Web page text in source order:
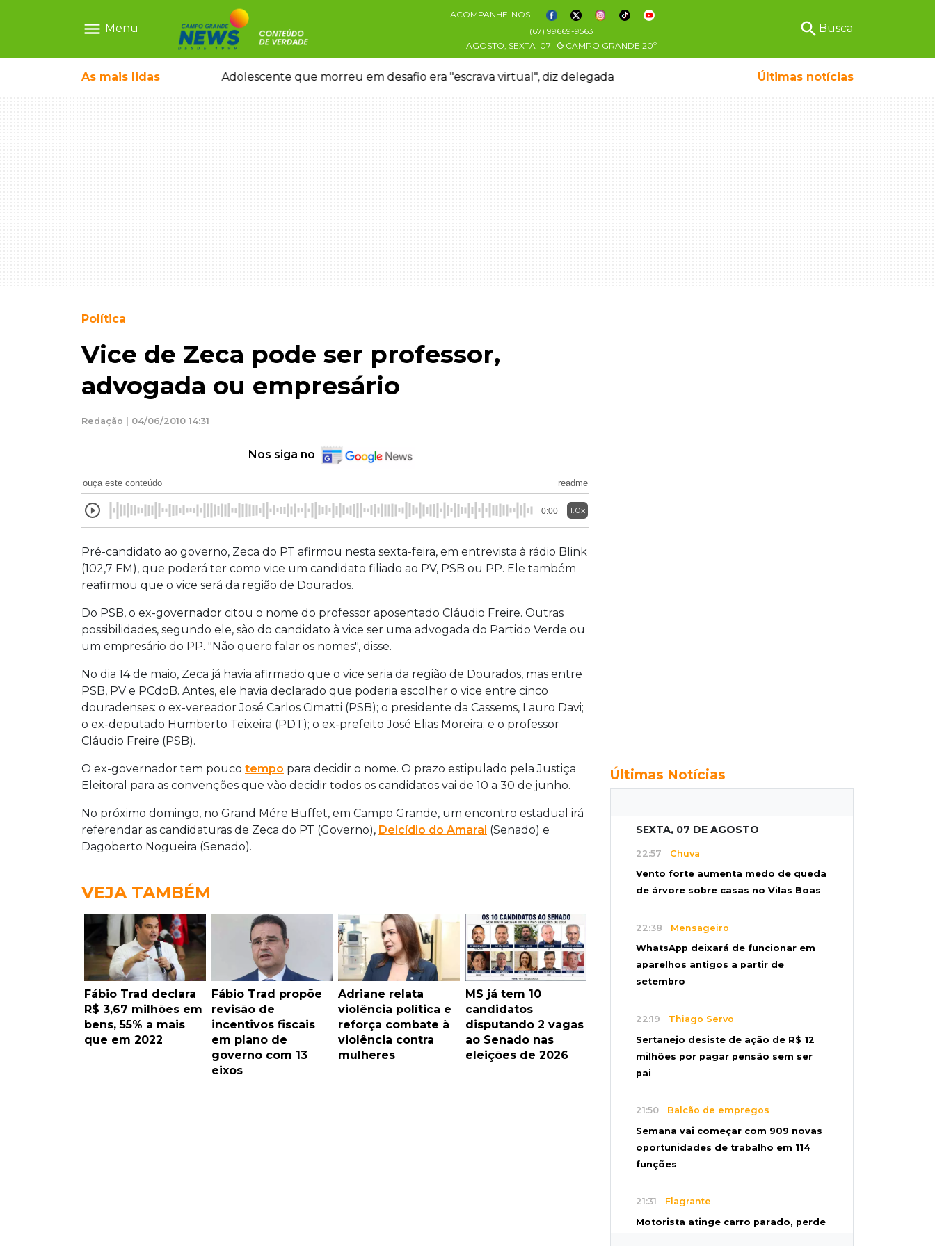
menu Menu
ACOMPANHE-NOS
(67) 99669-9563
AGOSTO, SEXTA 07 CAMPO GRANDE 20º
search Busca
As mais lidas
ser membro de facção Adolescente que morreu em desafio era "escrava virtual", diz delegada Últimas notícias
Política
Vice de Zeca pode ser professor,
advogada ou empresário
Redação | 04/06/2010 14:31
Nos siga no
ouça este conteúdo readme
0:00 1.0x
Pré-candidato ao governo, Zeca do PT afirmou nesta sexta-feira, em entrevista à rádio Blink
(102,7 FM), que poderá ter como vice um candidato filiado ao PV, PSB ou PP. Ele também
reafirmou que o vice será da região de Dourados.
Do PSB, o ex-governador citou o nome do professor aposentado Cláudio Freire. Outras
possibilidades, segundo ele, são do candidato à vice ser uma advogada do Partido Verde ou
um empresário do PP. "Não quero falar os nomes", disse.
No dia 14 de maio, Zeca já havia afirmado que o vice seria da região de Dourados, mas entre
PSB, PV e PCdoB. Antes, ele havia declarado que poderia escolher o vice entre cinco
douradenses: o ex-vereador José Carlos Cimatti (PSB); o presidente da Cassems, Lauro Davi;
o ex-deputado Humberto Teixeira (PDT); o ex-prefeito José Elias Moreira; e o professor
Cláudio Freire (PSB).
O ex-governador tem pouco tempo para decidir o nome. O prazo estipulado pela Justiça
Eleitoral para as convenções que vão decidir todos os candidatos vai de 10 a 30 de junho.
No próximo domingo, no Grand Mére Buffet, em Campo Grande, um encontro estadual irá
referendar as candidaturas de Zeca do PT (Governo), Delcídio do Amaral (Senado) e
Dagoberto Nogueira (Senado).
VEJA TAMBÉM
Fábio Trad declara
R$ 3,67 milhões em
bens, 55% a mais
que em 2022
Fábio Trad propõe
revisão de
incentivos fiscais
em plano de
governo com 13
eixos
Adriane relata
violência política e
reforça combate à
violência contra
mulheres
MS já tem 10
candidatos
disputando 2 vagas
ao Senado nas
eleições de 2026
Últimas Notícias
SEXTA, 07 DE AGOSTO
22:57 Chuva
Vento forte aumenta medo de queda
de árvore sobre casas no Vilas Boas
22:38 Mensageiro
WhatsApp deixará de funcionar em
aparelhos antigos a partir de
setembro
22:19 Thiago Servo
Sertanejo desiste de ação de R$ 12
milhões por pagar pensão sem ser
pai
21:50 Balcão de empregos
Semana vai começar com 909 novas
oportunidades de trabalho em 114
funções
21:31 Flagrante
Motorista atinge carro parado, perde